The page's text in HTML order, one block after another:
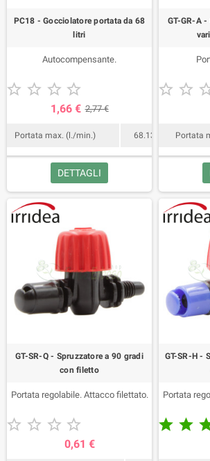
PC18 - Gocciolatore portata da 68
litri
Autocompensante.
   
1,66 € 2,77 €
Portata max. (l./min.) 68.13
DETTAGLI
GT-GR-A
 
Portata
GT-SR-Q - Spruzzatore a 90 gradi
con filetto
Portata regolabile. Attacco filettato.
   
0,61 €
GT-SR-H -
Portata
 